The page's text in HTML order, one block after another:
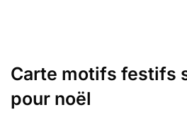
Carte motifs festifs
pour noël